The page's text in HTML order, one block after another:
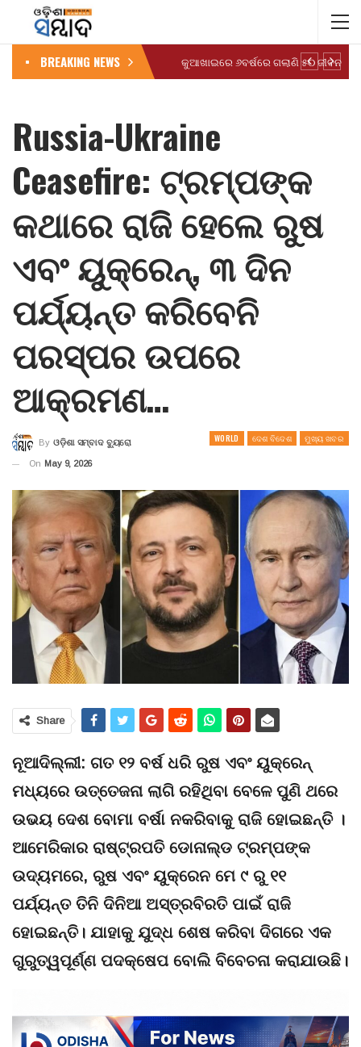
BREAKING NEWS କୁଆଖାଇରେ ୬ବର୍ଷରେ ଗଲାଣି ୫୦ ଜୀବନ
Russia-Ukraine
Ceasefire: ଟ୍ରମ୍ପଙ୍କ
କଥାରେ ରାଜି ହେଲେ ରୁଷ
ଏବଂ ୟୁକ୍ରେନ୍, ୩ ଦିନ
ପର୍ଯ୍ୟନ୍ତ କରିବେନି
ପରସ୍ପର ଉପରେ
ଆକ୍ରମଣ…
WORLD ଦେଶ ବିଦେଶ ମୁଖ୍ୟ ଖବର
By ଓଡ଼ିଶା ସମ୍ବାଦ ବ୍ୟୁରୋ
On May 9, 2026
Share
ନୂଆଦିଲ୍ଲୀ: ଗତ ୧୨ ବର୍ଷ ଧରି ରୁଷ ଏବଂ ୟୁକ୍ରେନ୍
ମଧ୍ୟରେ ଉତ୍ତେଜନା ଲାଗି ରହିଥିବା ବେଳେ ପୁଣି ଥରେ
ଉଭୟ ଦେଶ ବୋମା ବର୍ଷା ନକରିବାକୁ ରାଜି ହୋଇଛନ୍ତି ।
ଆମେରିକାର ରାଷ୍ଟ୍ରପତି ଡୋନାଲ୍ଡ ଟ୍ରମ୍ପଙ୍କ
ଉଦ୍ୟମରେ, ରୁଷ ଏବଂ ୟୁକ୍ରେନ ମେ ୯ ରୁ ୧୧
ପର୍ଯ୍ୟନ୍ତ ତିନି ଦିନିଆ ଅସ୍ତ୍ରବିରତି ପାଇଁ ରାଜି
ହୋଇଛନ୍ତି। ଯାହାକୁ ଯୁଦ୍ଧ ଶେଷ କରିବା ଦିଗରେ ଏକ
ଗୁରୁତ୍ୱପୂର୍ଣ୍ଣ ପଦକ୍ଷେପ ବୋଲି ବିବେଚନା କରାଯାଉଛି।